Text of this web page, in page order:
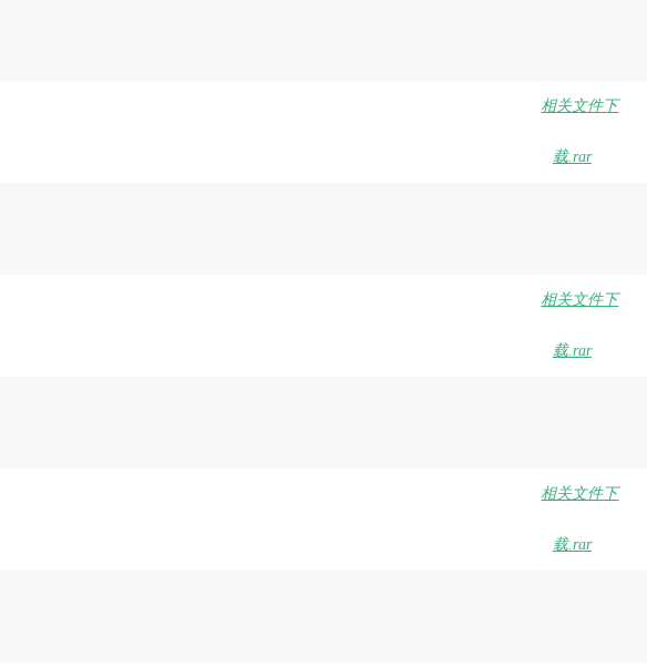
相关文件下
载.rar
相关文件下
载.rar
相关文件下
载.rar